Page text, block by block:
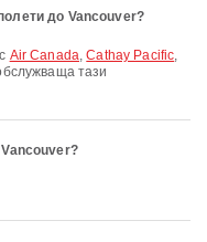
до Vancouver?
Air Canada,Cathay Pacific,
тази